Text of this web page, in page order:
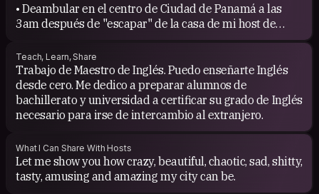
• Deambular en el centro de Ciudad de Panamá a las
3am después de "escapar" de la casa de mi host de
Couchsurfing (el cual era embajador) que quería
forzarme a 🤡.
• Me disloqué la rodilla bajando un volcán en
Guatemala. Me regresé la rodilla a su lugar yo solo para
seguir bajando el volcán.
• Conozco todo mi bello Estado de Quintana Roo.
• Acampar atrás de la Zona Arqueológica de Tulum. De
Teach, Learn, Share
Trabajo de Maestro de Inglés. Puedo enseñarte Inglés
desde cero. Me dedico a preparar alumnos de
bachillerato y universidad a certificar su grado de Inglés
necesario para irse de intercambio al extranjero.
What I Can Share With Hosts
Let me show you how crazy, beautiful, chaotic, sad, shitty,
tasty, amusing and amazing my city can be.